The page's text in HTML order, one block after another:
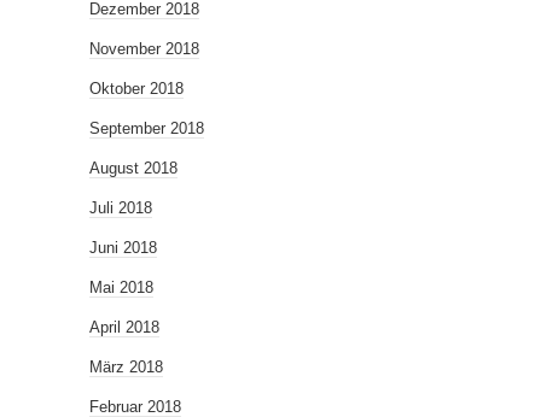
Dezember 2018
November 2018
Oktober 2018
September 2018
August 2018
Juli 2018
Juni 2018
Mai 2018
April 2018
März 2018
Februar 2018